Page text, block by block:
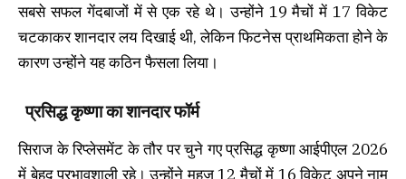
सबसे सफल गेंदबाजों में से एक रहे थे। उन्होंने 19 मैचों में 17 विकेट
चटकाकर शानदार लय दिखाई थी, लेकिन फिटनेस प्राथमिकता होने के
कारण उन्होंने यह कठिन फैसला लिया।
प्रसिद्ध कृष्णा का शानदार फॉर्म
सिराज के रिप्लेसमेंट के तौर पर चुने गए प्रसिद्ध कृष्णा आईपीएल 2026
में बेहद प्रभावशाली रहे। उन्होंने महज 12 मैचों में 16 विकेट अपने नाम